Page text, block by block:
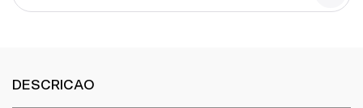
DESCRICAO